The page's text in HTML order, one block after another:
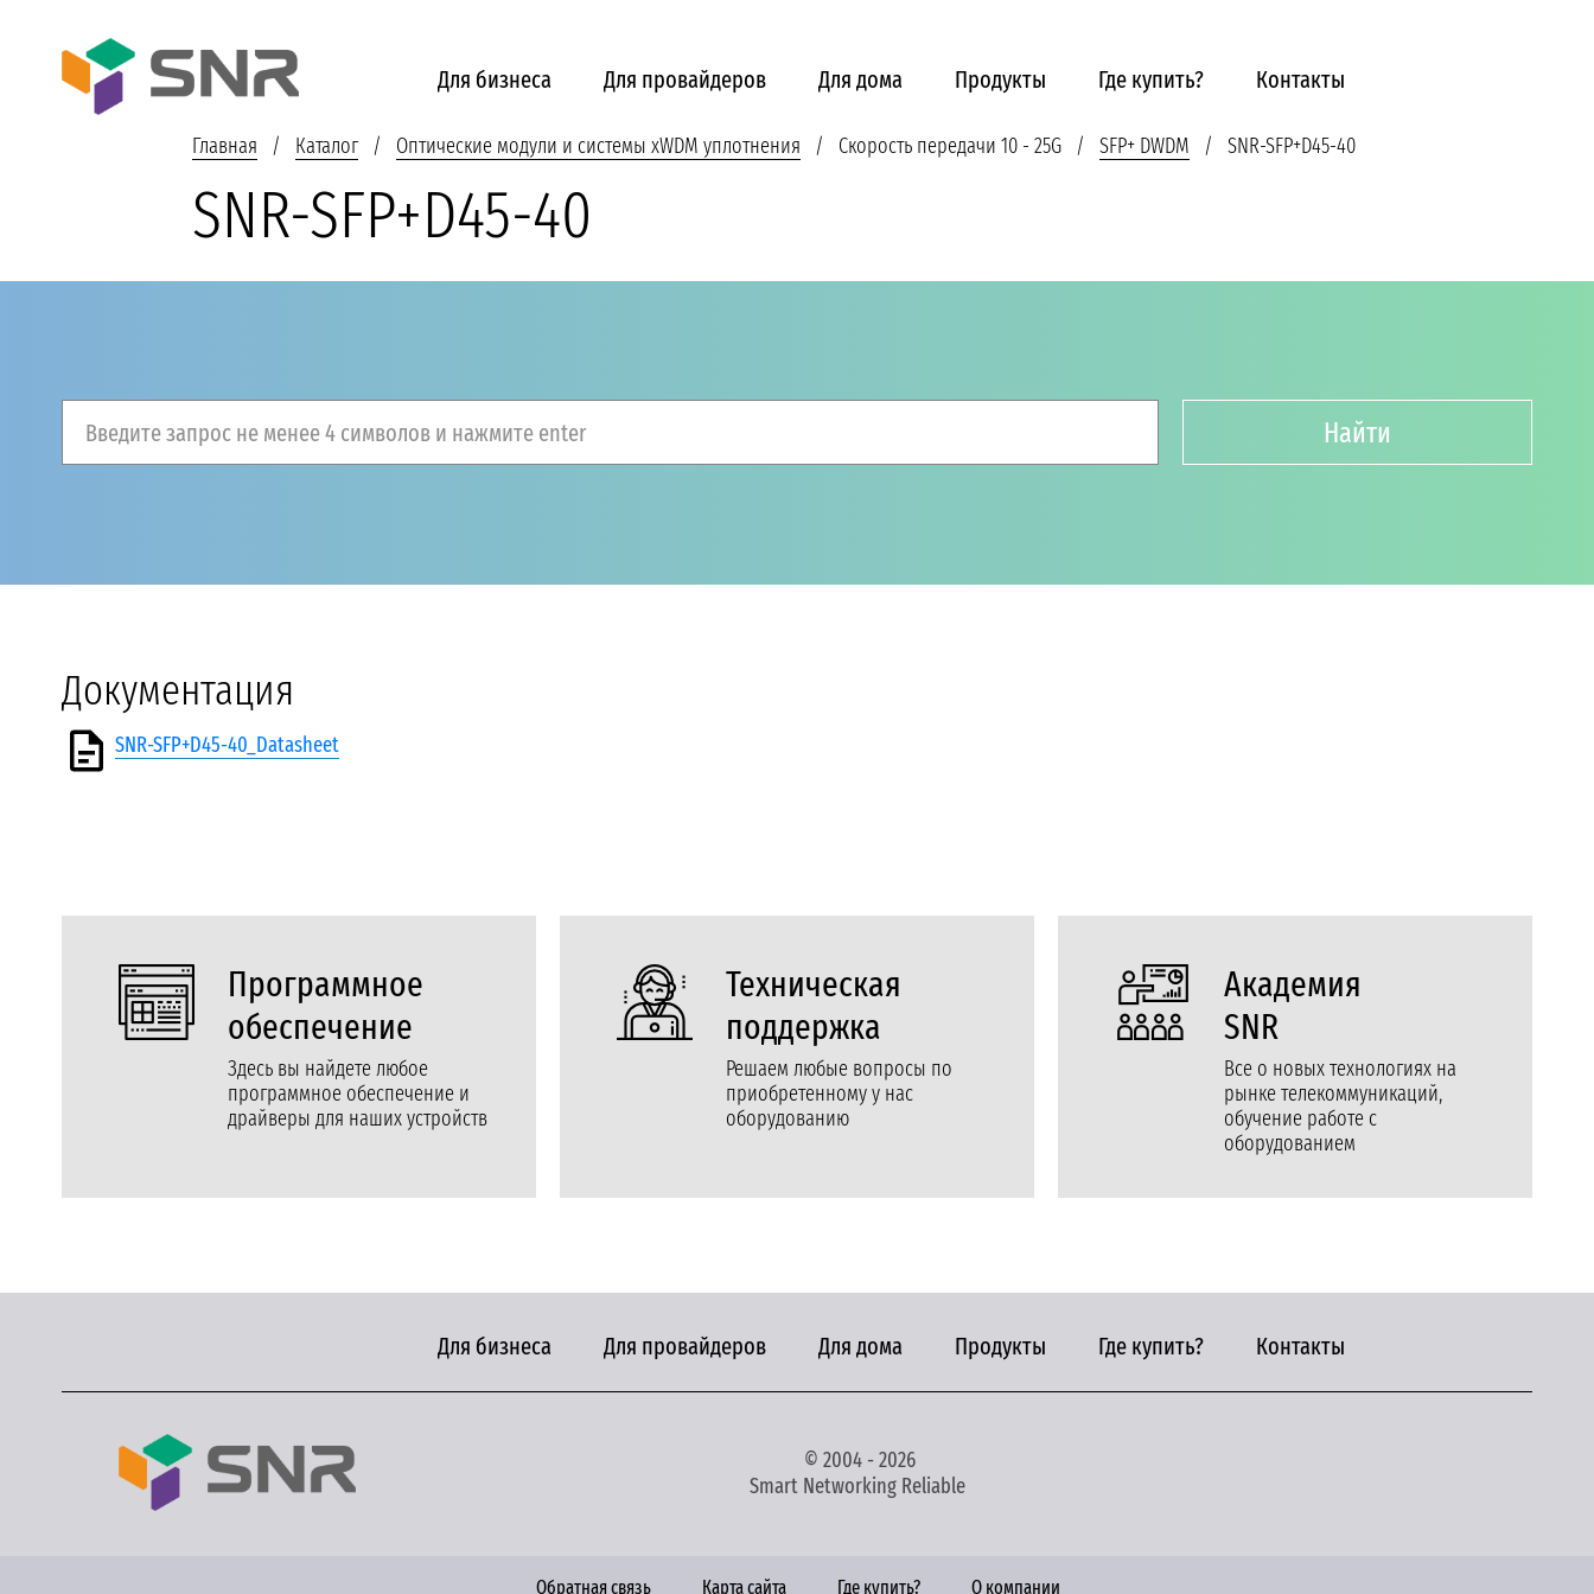
Для бизнеса Для провайдеров Для дома Продукты Где купить? Контакты
Главная Каталог Оптические модули и системы xWDM уплотнения Скорость передачи 10 - 25G SFP+ DWDM SNR-SFP+D45-40
SNR-SFP+D45-40
Введите запрос не менее 4 символов и нажмите enter Найти
Документация
SNR-SFP+D45-40_Datasheet
Программное
обеспечение
Здесь вы найдете любое
программное обеспечение и
драйверы для наших устройств
Техническая
поддержка
Решаем любые вопросы по
приобретенному у нас
оборудованию
Академия
SNR
Все о новых технологиях на
рынке телекоммуникаций,
обучение работе с
оборудованием
Для бизнеса Для провайдеров Для дома Продукты Где купить? Контакты
© 2004 - 2026
Smart Networking Reliable
Обратная связь Карта сайта Где купить? О компании